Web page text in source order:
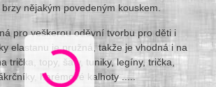
nějakým povedeným kouskem.
pro veškerou oděvní tvorbu pro děti i
elastanu je pružná, takže je vhodná i na
trička, topy, šaty, tuniky, legíny, trička,
harémové kalhoty .....